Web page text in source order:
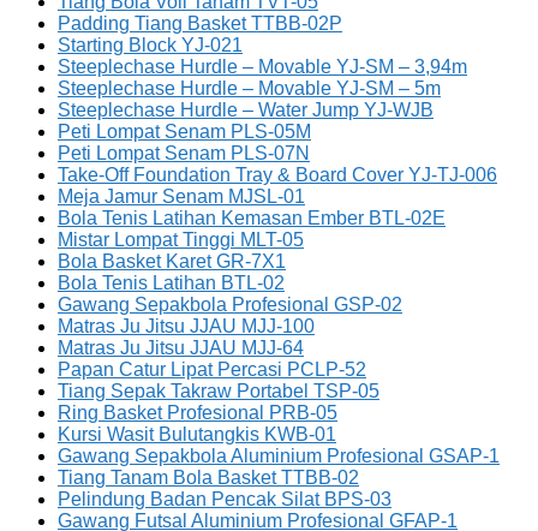
Padding Tiang Basket TTBB-02P
Starting Block YJ-021
Steeplechase Hurdle – Movable YJ-SM – 3,94m
Steeplechase Hurdle – Movable YJ-SM – 5m
Steeplechase Hurdle – Water Jump YJ-WJB
Peti Lompat Senam PLS-05M
Peti Lompat Senam PLS-07N
Take-Off Foundation Tray & Board Cover YJ-TJ-006
Meja Jamur Senam MJSL-01
Bola Tenis Latihan Kemasan Ember BTL-02E
Mistar Lompat Tinggi MLT-05
Bola Basket Karet GR-7X1
Bola Tenis Latihan BTL-02
Gawang Sepakbola Profesional GSP-02
Matras Ju Jitsu JJAU MJJ-100
Matras Ju Jitsu JJAU MJJ-64
Papan Catur Lipat Percasi PCLP-52
Tiang Sepak Takraw Portabel TSP-05
Ring Basket Profesional PRB-05
Kursi Wasit Bulutangkis KWB-01
Gawang Sepakbola Aluminium Profesional GSAP-1
Tiang Tanam Bola Basket TTBB-02
Pelindung Badan Pencak Silat BPS-03
Gawang Futsal Aluminium Profesional GFAP-1